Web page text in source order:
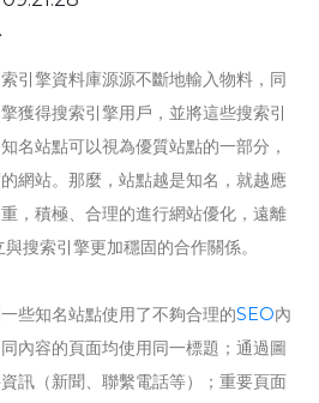
引擎資料庫源源不斷地輸入物料，同
獲得搜索引擎用戶，並將這些搜索引
名站點可以視為優質站點的一部分，
網站。那麼，站點越是知名，就越應
，積極、合理的進行網站優化，遠離
搜索引擎更加穩固的合作關係。
些知名站點使用了不夠合理的SEO內
內容的頁面均使用同一標題；通過圖
訊（新聞、聯繫電話等）；重要頁面